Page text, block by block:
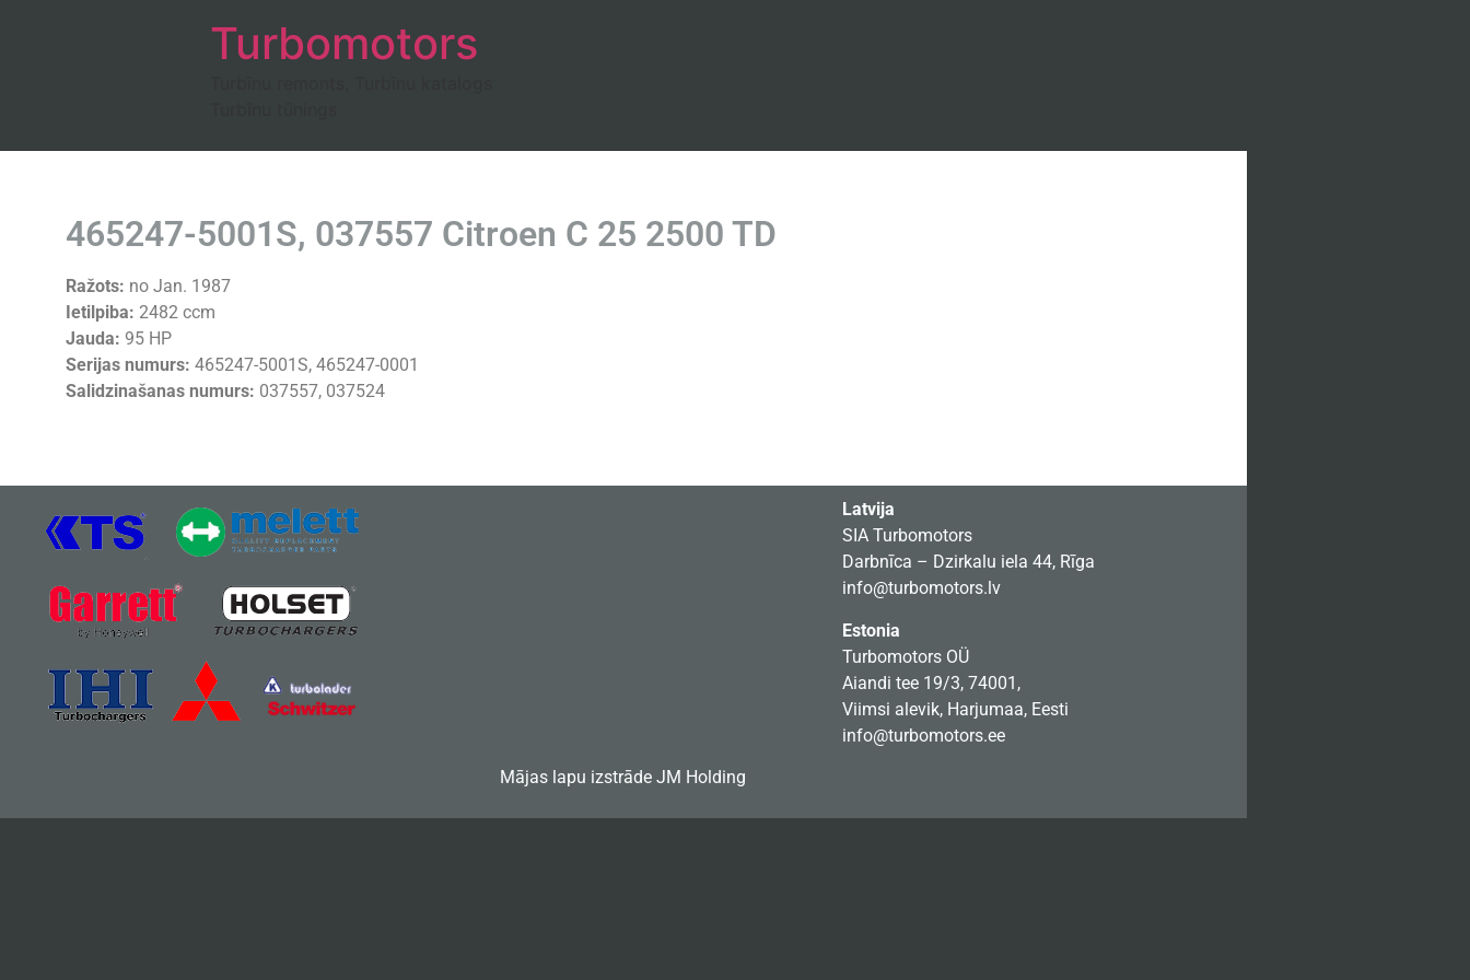
Turbomotors
465247-5001S, 037557 Citroen C 25 2500 TD
Ražots: no Jan. 1987
Ietilpiba: 2482 ccm
Jauda: 95 HP
Serijas numurs: 465247-5001S, 465247-0001
Salidzinašanas numurs: 037557, 037524
Mājas lapu izstrāde JM Holding
Latvija
SIA Turbomotors
Darbnīca – Dzirkalu iela 44, Rīga
info@turbomotors.lv
Estonia
Turbomotors OÜ
Aiandi tee 19/3, 74001,
Viimsi alevik, Harjumaa, Eesti
info@turbomotors.ee